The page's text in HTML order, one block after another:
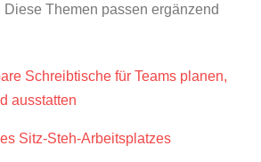
Diese Themen passen ergänzend
Schreibtische für Teams planen,
ausstatten
Sitz-Steh-Arbeitsplatzes